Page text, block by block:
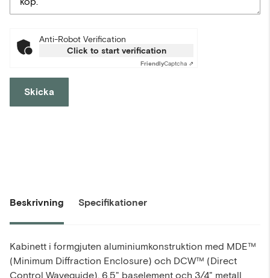
Anti-Robot Verification
Click to start verification
FriendlyCaptcha ⇗
Skicka
Beskrivning Specifikationer
Kabinett i formgjuten aluminiumkonstruktion med MDE™
(Minimum Diffraction Enclosure) och DCW™ (Direct
Control Waveguide). 6,5" baselement och 3/4" metall